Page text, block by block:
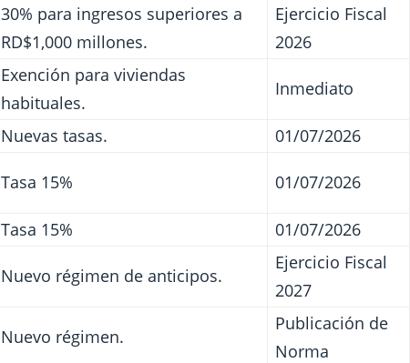
30% para ingresos superiores a
RD$1,000 millones.
Ejercicio Fiscal
2026
Exención para viviendas
habituales.
Inmediato
Nuevas tasas.
01/07/2026
Tasa 15% 01/07/2026
Tasa 15% 01/07/2026
Nuevo régimen de anticipos.
Ejercicio Fiscal
2027
Nuevo régimen.
Publicación de
Norma